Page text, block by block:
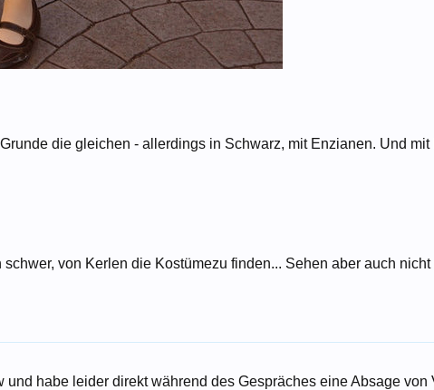
die gleichen - allerdings in Schwarz, mit Enzianen. Und mit
von Kerlen die Kostümezu finden... Sehen aber auch
habe leider direkt während des Gespräches eine Absage von